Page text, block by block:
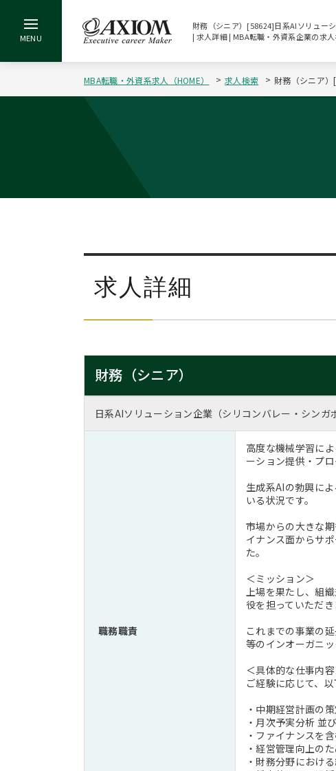
財務（シニア）[58624]日系AIソリュー
| 求人詳細 | MBA転職・外資系企業の求
MBA転職・外資系求人（HOME） 求人検索 財務（シニア
求人詳細
財務（シニア）
日系AIソリューション企業（シリコンバレー・シンガ
職務職責
高度な機械学習に
ーション提供・プ
生成系AIの勃興に
いる状況です。
市場からの大きな
イナンス面からサ
た。
＜ミッション＞
上場を果たし、組
役を担っていただき
これまでの事業の
等のインオーガニ
＜具体的な仕事内
ご経験に応じて、
・中期経営計画の
・月次予実分析 並
・ファイナンスを
・経営管理向上の
・財務分野におけ